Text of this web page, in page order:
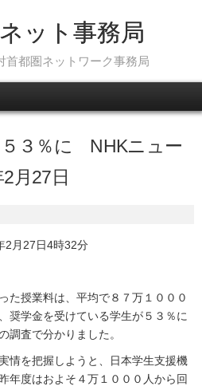
ット事務局
首都圏ネットワーク事務局
５３％に NHKニュー
月27日
2月27日4時32分
た授業料は、平均で８７万１０００
奨学金を受けている学生が５３％に
調査で分かりました。
情を把握しようと、日本学生支援機
年度はおよそ４万１０００人から回